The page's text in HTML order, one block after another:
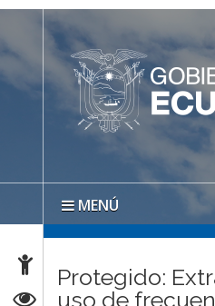
MENÚ
Protegido:
uso de